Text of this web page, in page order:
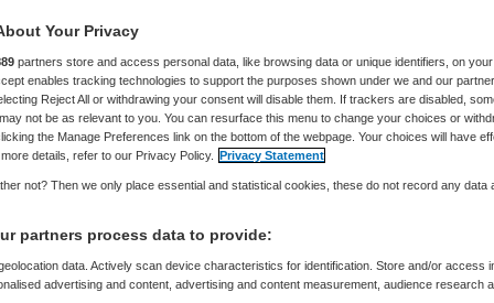
Skipr Redactie 1 september 2023,14:13 1286 keer gelezen
aan personeel is het grootste probleem voor de
bovenaan de politieke agenda komen te staan.
van de Federatie Medisch Specialisten
in aanloop naar de Tweede
Your Privacy
partners store and access personal data, like browsing data or unique identifiers, on your
enables tracking technologies to support the purposes shown under we and our
Reject All or withdrawing your consent will disable them. If trackers are disabled,
not be as relevant to you. You can resurface this menu to change your choices or
the Manage Preferences link on the bottom of the webpage. Your choices will have
details, refer to our Privacy Policy. Privacy Statement
not? Then we only place essential and statistical cookies, these do not record any data
partners process data to provide:
data. Actively scan device characteristics for identification. Store and/or access
advertising and content, advertising and content measurement, audience research